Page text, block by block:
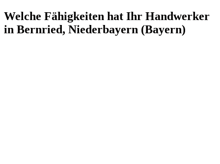
Welche Fähigkeiten hat Ihr Handwerker
in Bernried, Niederbayern (Bayern)